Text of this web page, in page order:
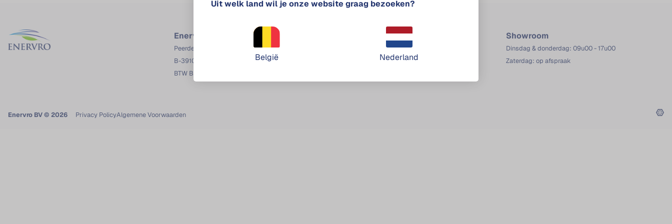
Uit welk land wil je onze website graag bezoeken?
België Nederland
Enervro BV
Peerderbaan 58
B-3910 Pelt
BTW BE0822.497.048
Klantenservice
enervro.com
Showroom
Dinsdag & donderdag: 09u00 - 17u00
Zaterdag: op afspraak
Enervro BV © 2026 Privacy PolicyAlgemene Voorwaarden